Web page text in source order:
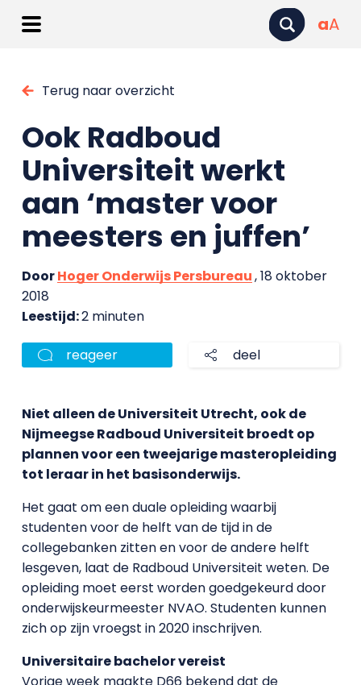
aA
Terug naar overzicht
Ook Radboud
Universiteit werkt
aan ‘master voor
meesters en juffen’
DoorHoger Onderwijs Persbureau, 18 oktober
2018
Leestijd:2 minuten
reageer deel
Niet alleen de Universiteit Utrecht, ook de
Nijmeegse Radboud Universiteit broedt op
plannen voor een tweejarige masteropleiding
tot leraar in het basisonderwijs.
Het gaat om een duale opleiding waarbij
studenten voor de helft van de tijd in de
collegebanken zitten en voor de andere helft
lesgeven, laat de Radboud Universiteit weten. De
opleiding moet eerst worden goedgekeurd door
onderwijskeurmeester NVAO. Studenten kunnen
zich op zijn vroegst in 2020 inschrijven.
Universitaire bachelor vereist